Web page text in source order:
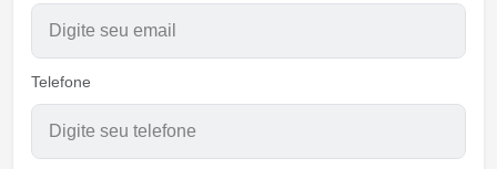
Telefone